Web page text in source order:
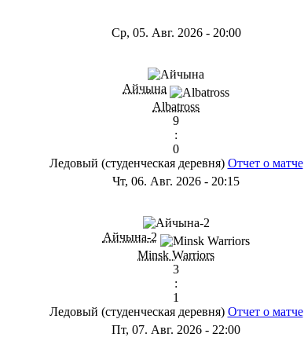
Ср, 05. Авг. 2026- 20:00
Айчына
Albatross
9
:
0
Ледовый (студенческая деревня) Отчет о матче
Чт, 06. Авг. 2026 - 20:15
Айчына-2
Minsk Warriors
3
:
1
Ледовый (студенческая деревня) Отчет о матче
Пт, 07. Авг. 2026 - 22:00